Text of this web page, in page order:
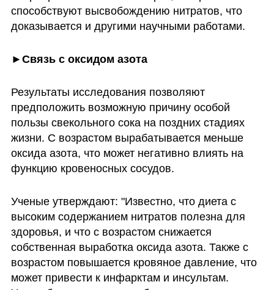
способствуют высвобождению нитратов, что
доказывается и другими научными работами.
►Связь с оксидом азота
Результаты исследования позволяют
предположить возможную причину особой
пользы свекольного сока на поздних стадиях
жизни. С возрастом вырабатывается меньше
оксида азота, что может негативно влиять на
функцию кровеносных сосудов.
Ученые утверждают: "Известно, что диета с
высоким содержанием нитратов полезна для
здоровья, и что с возрастом снижается
собственная выработка оксида азота. Также с
возрастом повышается кровяное давление, что
может привести к инфарктам и инсультам.